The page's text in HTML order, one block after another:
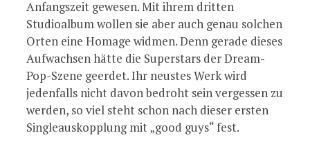
Anfangszeit gewesen. Mit ihrem dritten
Studioalbum wollen sie aber auch genau solchen
Orten eine Homage widmen. Denn gerade dieses
Aufwachsen hätte die Superstars der Dream-
Pop-Szene geerdet. Ihr neustes Werk wird
jedenfalls nicht davon bedroht sein vergessen zu
werden, so viel steht schon nach dieser ersten
Singleauskopplung mit „good guys“ fest.